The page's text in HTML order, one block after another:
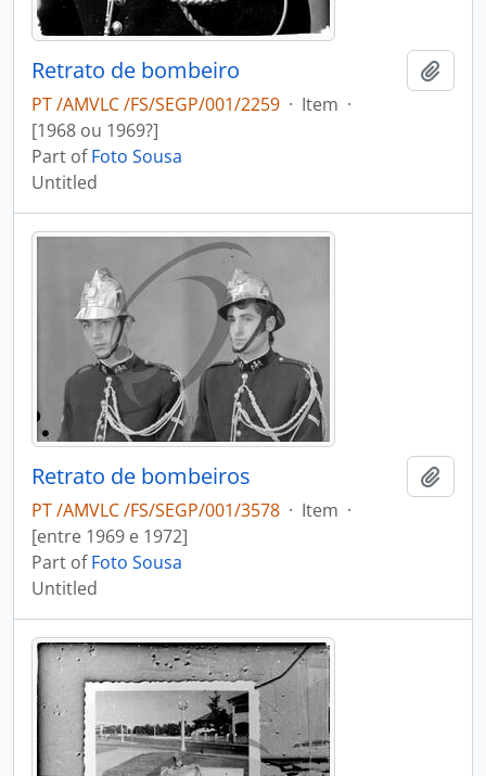
Retrato de bombeiro
PT /AMVLC /FS/SEGP/001/2259 · Item ·
[1968 ou 1969?]
Part ofFoto Sousa
Untitled
Retrato de bombeiros
PT /AMVLC /FS/SEGP/001/3578 · Item ·
[entre 1969 e 1972]
Part ofFoto Sousa
Untitled